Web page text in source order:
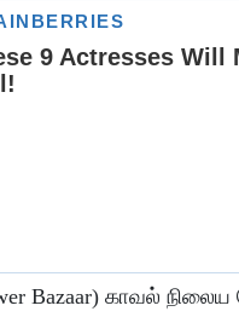
Bazaar) காவல்